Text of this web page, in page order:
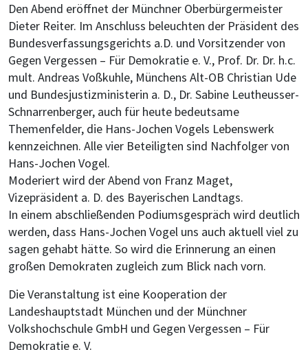
Den Abend eröffnet der Münchner Oberbürgermeister
Dieter Reiter. Im Anschluss beleuchten der Präsident des
Bundesverfassungsgerichts a.D. und Vorsitzender von
Gegen Vergessen – Für Demokratie e. V., Prof. Dr. Dr. h.c.
mult. Andreas Voßkuhle, Münchens Alt-OB Christian Ude
und Bundesjustizministerin a. D., Dr. Sabine Leutheusser-
Schnarrenberger, auch für heute bedeutsame
Themenfelder, die Hans-Jochen Vogels Lebenswerk
kennzeichnen. Alle vier Beteiligten sind Nachfolger von
Hans-Jochen Vogel.
Moderiert wird der Abend von Franz Maget,
Vizepräsident a. D. des Bayerischen Landtags.
In einem abschließenden Podiumsgespräch wird deutlich
werden, dass Hans-Jochen Vogel uns auch aktuell viel zu
sagen gehabt hätte. So wird die Erinnerung an einen
großen Demokraten zugleich zum Blick nach vorn.
Die Veranstaltung ist eine Kooperation der
Landeshauptstadt München und der Münchner
Volkshochschule GmbH und Gegen Vergessen – Für
Demokratie e. V.